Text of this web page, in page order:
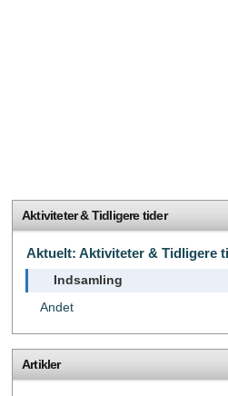
Aktiviteter & Tidligere tider
Aktuelt: Aktiviteter & Tidligere
Indsamling
Andet
Artikler